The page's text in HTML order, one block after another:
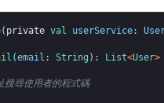
( private val userService:
(email : String ) : List<User>
尋使用者的程式碼